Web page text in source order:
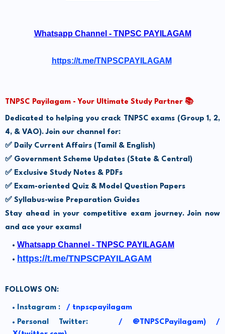
Whatsapp Channel - TNPSC PAYILAGAM
https://t.me/TNPSCPAYILAGAM
TNPSC Payilagam - Your Ultimate Study Partner 📚
Dedicated to helping you crack TNPSC exams (Group 1, 2,
4, & VAO). Join our channel for:
✅ Daily Current Affairs (Tamil & English)
✅ Government Scheme Updates (State & Central)
✅ Exclusive Study Notes & PDFs
✅ Exam-oriented Quiz & Model Question Papers
✅ Syllabus-wise Preparation Guides
Stay ahead in your competitive exam journey. Join now
and ace your exams!
Whatsapp Channel - TNPSC PAYILAGAM
https://t.me/TNPSCPAYILAGAM
FOLLOWS ON:
Instagram : / tnpscpayilagam
Personal Twitter:
/ @TNPSCPayilagam) /